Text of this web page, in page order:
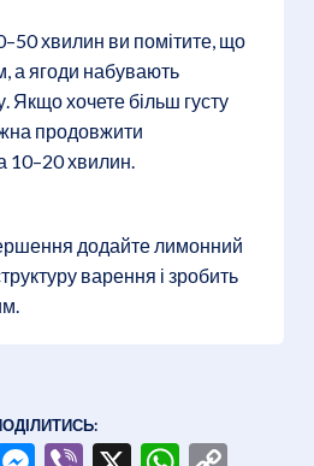
хвилин ви помітите, що
а ягоди набувають
Якщо хочете більш густу
продовжити
10–20 хвилин.
додайте лимонний
варення і зробить